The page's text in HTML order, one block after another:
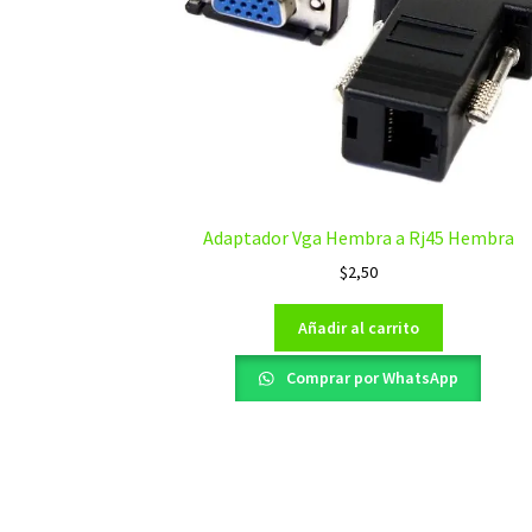
Adaptador Vga Hembra a Rj45 Hembra
$2,50
Añadir al carrito
Comprar por WhatsApp